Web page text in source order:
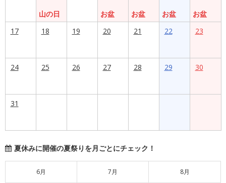
山の日
お盆
お盆
お盆
お盆
17
18 19 20 21 22 23
24 25 26 27 28 29 30
31
夏休みに開催の夏祭りを月ごとにチェック！
6月 7月 8月